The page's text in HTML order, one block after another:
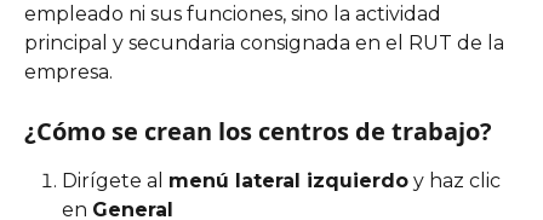
empleado ni sus funciones, sino la actividad
principal y secundaria consignada en el RUT de la
empresa.
¿Cómo se crean los centros de trabajo?
Dirígete al menú lateral izquierdo y haz clic
en General